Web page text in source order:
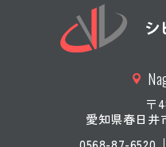
〒
愛知県春日井